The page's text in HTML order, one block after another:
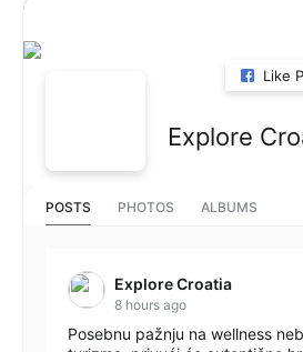
Like
Explore
POSTS PHOTOS ALBUMS
Explore Croatia
8 hours ago
Posebnu pažnju na wellness